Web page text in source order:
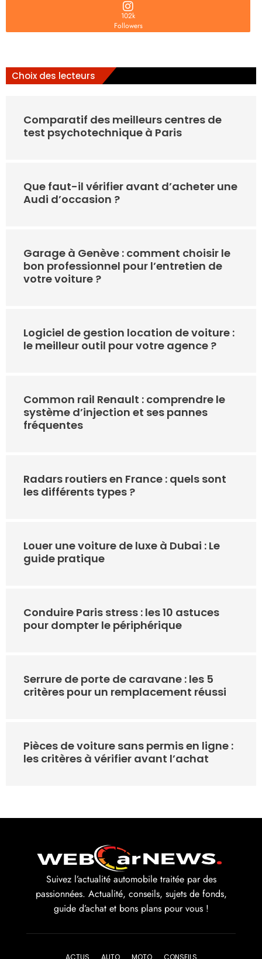
102k
Followers
Choix des lecteurs
Comparatif des meilleurs centres de
test psychotechnique à Paris
Que faut-il vérifier avant d’acheter une
Audi d’occasion ?
Garage à Genève : comment choisir le
bon professionnel pour l’entretien de
votre voiture ?
Logiciel de gestion location de voiture :
le meilleur outil pour votre agence ?
Common rail Renault : comprendre le
système d’injection et ses pannes
fréquentes
Radars routiers en France : quels sont
les différents types ?
Louer une voiture de luxe à Dubai : Le
guide pratique
Conduire Paris stress : les 10 astuces
pour dompter le périphérique
Serrure de porte de caravane : les 5
critères pour un remplacement réussi
Pièces de voiture sans permis en ligne :
les critères à vérifier avant l’achat
Suivez l’actualité automobile traitée par des
passionnées. Actualité, conseils, sujets de fonds,
guide d’achat et bons plans pour vous !
ACTUS AUTO MOTO CONSEILS